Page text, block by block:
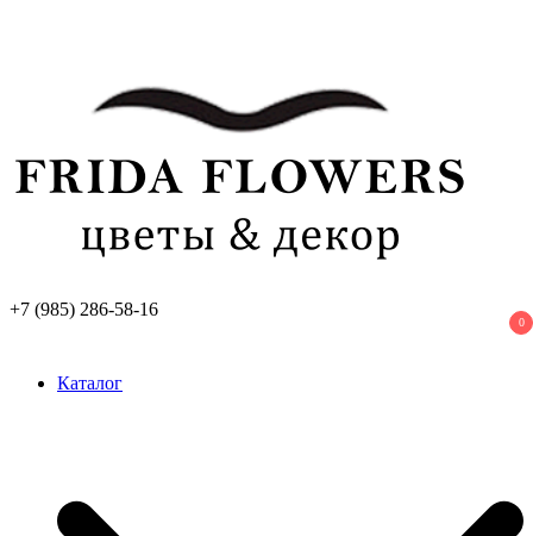
+7 (985) 286-58-16
0
Каталог